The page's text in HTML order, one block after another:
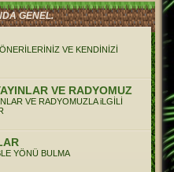
GENEL.
VE KENDİNİZİ
VE RADYOMUZ
VE RADYOMUZLA iLGİLİ
YÖNÜ BULMA